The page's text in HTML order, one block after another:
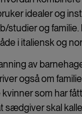
idealer og
studier og
i italiensk og
av
også om
som har
skal